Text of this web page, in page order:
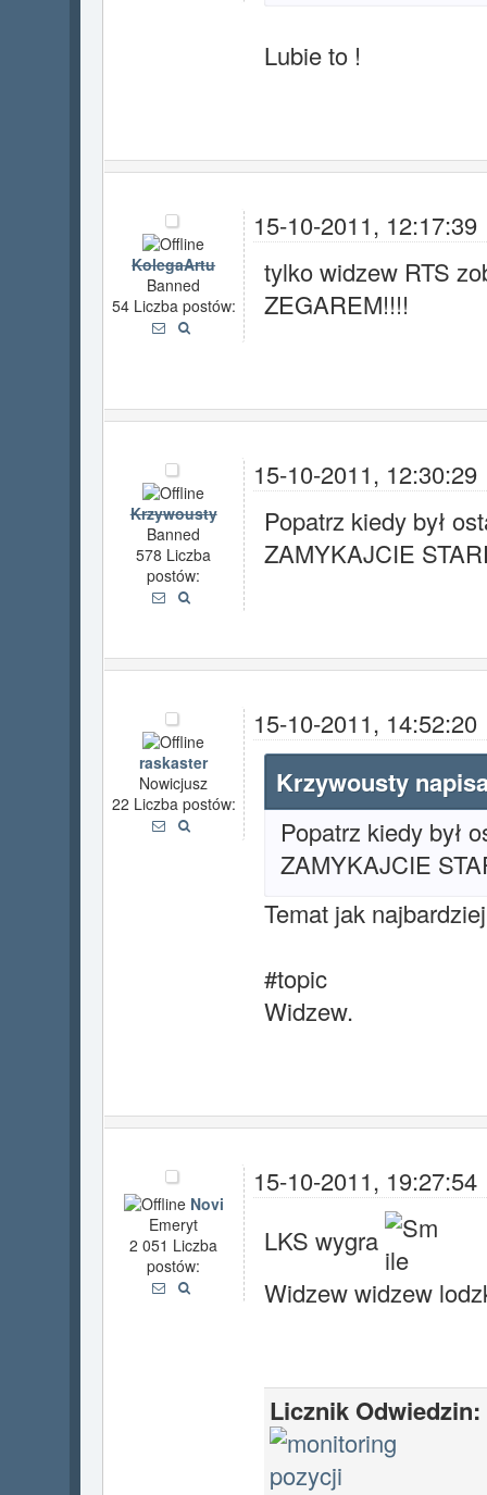
Lubie to !
KolegaArtu
Banned
54 Liczba postów:
15-10-2011, 12:17:39
tylko widzew RTS
ZEGAREM!!!!
Krzywousty
Banned
578 Liczba
postów:
15-10-2011, 12:30:29
Popatrz kiedy był
ZAMYKAJCIE
raskaster
Nowicjusz
22 Liczba postów:
15-10-2011, 14:52:20
Krzywousty
Popatrz kiedy był
ZAMYKAJCIE
Temat jak
#topic
Widzew.
Novi
Emeryt
2 051 Liczba
postów:
15-10-2011, 19:27:54
LKS wygra
Widzew widzew
Licznik Odwiedzin: